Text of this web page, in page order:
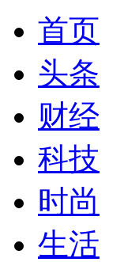
首页
头条
财经
科技
时尚
生活